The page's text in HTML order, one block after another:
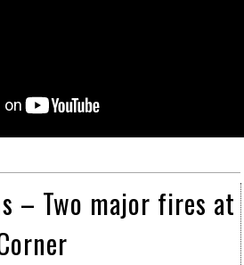
– Two major fires at